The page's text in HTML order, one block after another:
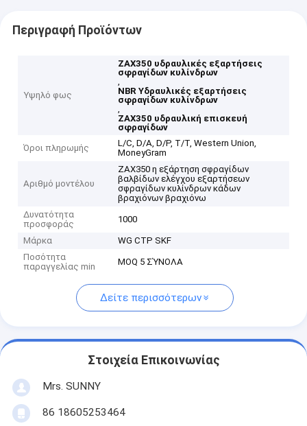
Περιγραφή Προϊόντων
Υψηλό φως
ZAX350 υδραυλικές εξαρτήσεις
σφραγίδων κυλίνδρων
,
NBR Υδραυλικές εξαρτήσεις
σφραγίδων κυλίνδρων
,
ZAX350 υδραυλική επισκευή
σφραγίδων
Όροι πληρωμής
L/C, D/A, D/P, T/T, Western Union,
MoneyGram
Αριθμό μοντέλου
ZAX350 η εξάρτηση σφραγίδων
βαλβίδων ελέγχου εξαρτήσεων
σφραγίδων κυλίνδρων κάδων
βραχιόνων βραχιόνω
Δυνατότητα
προσφοράς
1000
Μάρκα
WG CTP SKF
Ποσότητα
παραγγελίας min
MOQ 5 ΣΎΝΟΛΑ
Δείτε περισσότερων
Στοιχεία Επικοινωνίας
Mrs. SUNNY
86 18605253464